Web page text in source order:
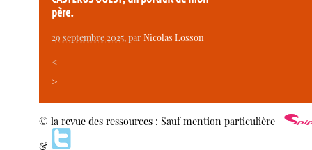
père.
29 septembre 2025, parNicolas Losson
<
>
© la revue des ressources : Sauf mention particulière |
&